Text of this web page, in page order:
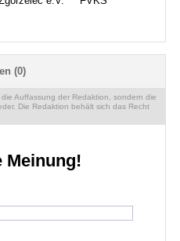
(0)
Auffassung der Redaktion, sondern die
Die Redaktion behält sich das Recht
Meinung!